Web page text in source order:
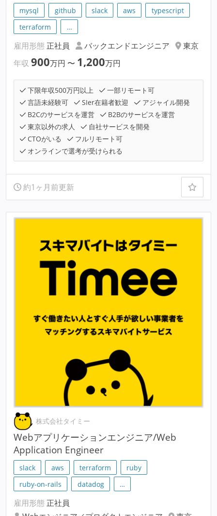
mysql github slack aws
typescript
terraform
…
雇用形態 正社員 バックエンドエンジニア
東京
年収 900万円 〜 1,200万円
下限年収500万円以上
一部リモート可
言語未経験可
SIer在籍者歓迎
アジャイル開発
B2Cのサービスを運営
B2Bのサービスを運営
東京以外の求人
自社サービスを開発
CTOがいる
フルリモート可
オンラインで選考が受けられる
約1ヶ月前更新
株式会社タイミー
Webアプリケーションエンジニア/Web
Application Engineer
slack aws terraform
ruby
ruby-on-rails
datadog …
雇用形態 正社員